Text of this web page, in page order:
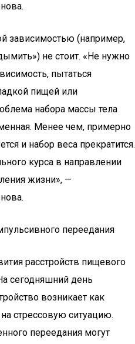
зависимостью (например,
не стоит. «Не нужно
пытаться
пищей или
набора массы тела
Менее чем, примерно
и набор веса прекратится.
курса в направлении
жизни», —
переедания
расстройств пищевого
сегодняшний день
возникает как
стрессовую ситуацию.
переедания могут